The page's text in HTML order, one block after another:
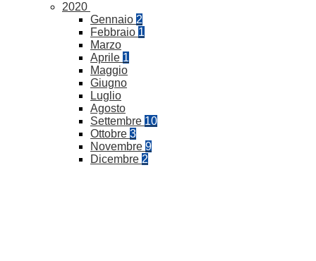
2020
Gennaio 2
Febbraio 1
Marzo
Aprile 1
Maggio
Giugno
Luglio
Agosto
Settembre 10
Ottobre 3
Novembre 9
Dicembre 2